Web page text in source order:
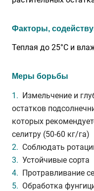
Факторы,
Теплая до 25°С и
Меры борьбы
Измельчение и
остатков
которых
селитру (50-60 кг/га)
Соблюдать
Устойчивые сорта
Протравливание
Обработка